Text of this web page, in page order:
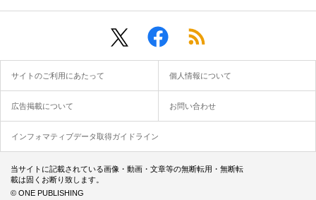
サイトのご利用にあたって 個人情報について
広告掲載について お問い合わせ
インフォマティブデータ取得ガイドライン
当サイトに記載されている画像・動画・文章等の無断転用・無断転
載は固くお断り致します。
© ONE PUBLISHING